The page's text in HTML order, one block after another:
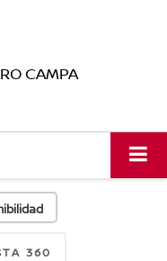
CAMPA
360
luego